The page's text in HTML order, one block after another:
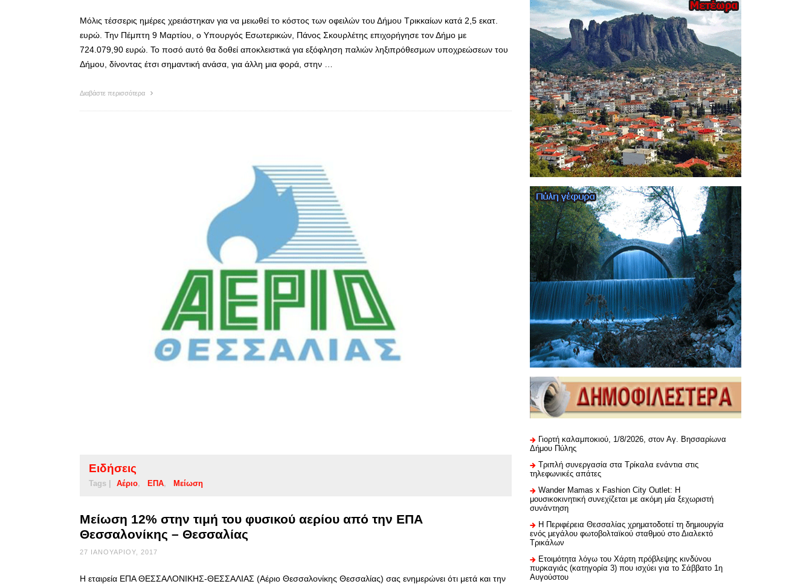
Μόλις τέσσερις ημέρες χρειάστηκαν για να μειωθεί το κόστος των οφειλών του Δήμου Τρικκαίων κατά 2,5 εκατ.
ευρώ. Την Πέμπτη 9 Μαρτίου, ο Υπουργός Εσωτερικών, Πάνος Σκουρλέτης επιχορήγησε τον Δήμο με
724.079,90 ευρώ. Το ποσό αυτό θα δοθεί αποκλειστικά για εξόφληση παλιών ληξιπρόθεσμων υποχρεώσεων του
Δήμου, δίνοντας έτσι σημαντική ανάσα, για άλλη μια φορά, στην …
Διαβάστε περισσότερα
Ειδήσεις
Tags | Αέριο ΕΠΑ Μείωση
Μείωση 12% στην τιμή του φυσικού αερίου από την ΕΠΑ
Θεσσαλονίκης – Θεσσαλίας
27 ΙΑΝΟΥΑΡΊΟΥ, 2017
Η εταιρεία ΕΠΑ ΘΕΣΣΑΛΟΝΙΚΗΣ-ΘΕΣΣΑΛΙΑΣ (Αέριο Θεσσαλονίκης Θεσσαλίας) σας ενημερώνει ότι μετά και την
Γιορτή καλαμποκιού, 1/8/2026, στον Αγ. Βησσαρίωνα
Δήμου Πύλης
Τριπλή συνεργασία στα Τρίκαλα ενάντια στις
τηλεφωνικές απάτες
Wander Mamas x Fashion City Outlet: Η
μουσικοκινητική συνεχίζεται με ακόμη μία ξεχωριστή
συνάντηση
H Περιφέρεια Θεσσαλίας χρηματοδοτεί τη δημιουργία
ενός μεγάλου φωτοβολταϊκού σταθμού στο Διαλεκτό
Τρικάλων
Ετοιμότητα λόγω του Χάρτη πρόβλεψης κινδύνου
πυρκαγιάς (κατηγορία 3) που ισχύει για το Σάββατο 1η
Αυγούστου